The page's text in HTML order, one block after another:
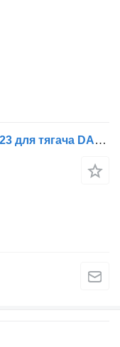
Зеркало заднего вида DAF 1920023 для тягача DAF XF106 (2014-)